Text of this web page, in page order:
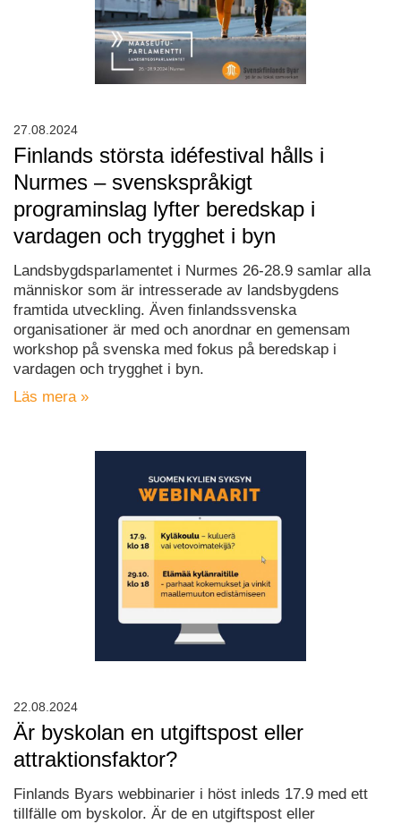
Finlands största idéfestival hålls i
Nurmes – svenskspråkigt
programinslag lyfter beredskap i
vardagen och trygghet i byn
Landsbygdsparlamentet i Nurmes 26-28.9 samlar alla
människor som är intresserade av landsbygdens
framtida utveckling. Även finlandssvenska
organisationer är med och anordnar en gemensam
workshop på svenska med fokus på beredskap i
vardagen och trygghet i byn.
Läs mera »
27.08.2024
Är byskolan en utgiftspost eller
attraktionsfaktor?
Finlands Byars webbinarier i höst inleds 17.9 med ett
tillfälle om byskolor. Är de en utgiftspost eller
22.08.2024